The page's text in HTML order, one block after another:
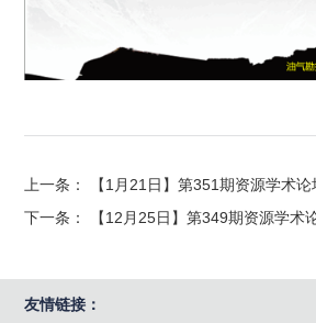
上一条： 【1月21日】第351期资源学术
下一条： 【12月25日】第349期资源学术
友情链接：